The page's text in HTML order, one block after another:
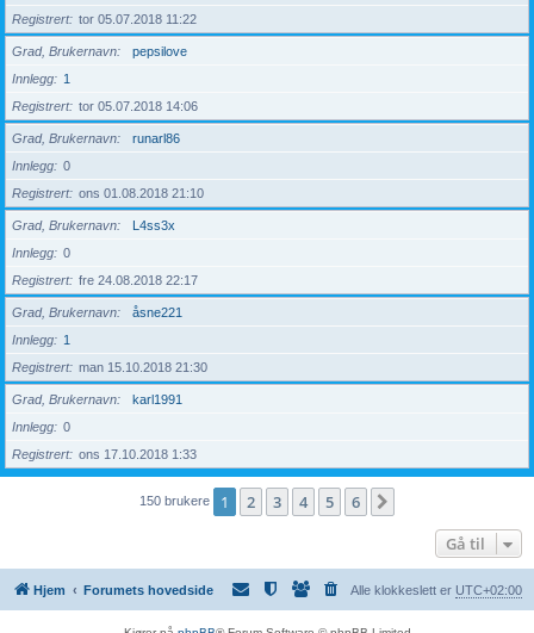
Registrert
tor 05.07.2018 11:22
Grad, Brukernavn
pepsilove
Innlegg
1
Registrert
tor 05.07.2018 14:06
Grad, Brukernavn
runarl86
Innlegg
0
Registrert
ons 01.08.2018 21:10
Grad, Brukernavn
L4ss3x
Innlegg
0
Registrert
fre 24.08.2018 22:17
Grad, Brukernavn
åsne221
Innlegg
1
Registrert
man 15.10.2018 21:30
Grad, Brukernavn
karl1991
Innlegg
0
Registrert
ons 17.10.2018 1:33
150 brukere 1 2 3 4 5 6
Gå til
Hjem Forumets hovedside Alle klokkeslett er UTC+02:00